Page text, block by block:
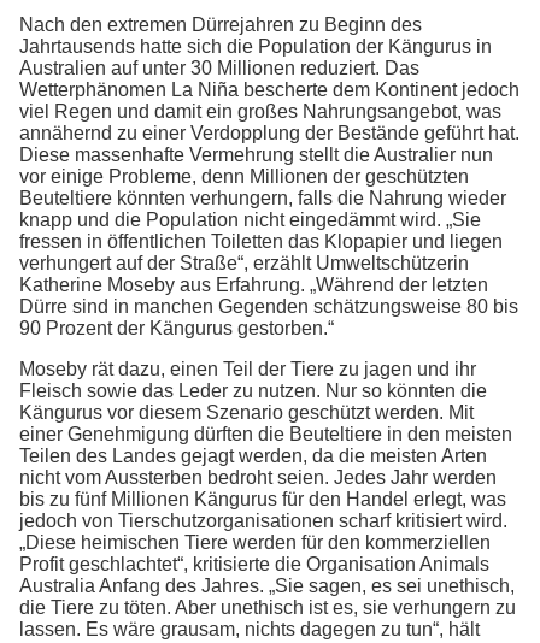
Nach den extremen Dürrejahren zu Beginn des
Jahrtausends hatte sich die Population der Kängurus in
Australien auf unter 30 Millionen reduziert. Das
Wetterphänomen La Niña bescherte dem Kontinent jedoch
viel Regen und damit ein großes Nahrungsangebot, was
annähernd zu einer Verdopplung der Bestände geführt hat.
Diese massenhafte Vermehrung stellt die Australier nun
vor einige Probleme, denn Millionen der geschützten
Beuteltiere könnten verhungern, falls die Nahrung wieder
knapp und die Population nicht eingedämmt wird. „Sie
fressen in öffentlichen Toiletten das Klopapier und liegen
verhungert auf der Straße“, erzählt Umweltschützerin
Katherine Moseby aus Erfahrung. „Während der letzten
Dürre sind in manchen Gegenden schätzungsweise 80 bis
90 Prozent der Kängurus gestorben.“
Moseby rät dazu, einen Teil der Tiere zu jagen und ihr
Fleisch sowie das Leder zu nutzen. Nur so könnten die
Kängurus vor diesem Szenario geschützt werden. Mit
einer Genehmigung dürften die Beuteltiere in den meisten
Teilen des Landes gejagt werden, da die meisten Arten
nicht vom Aussterben bedroht seien. Jedes Jahr werden
bis zu fünf Millionen Kängurus für den Handel erlegt, was
jedoch von Tierschutzorganisationen scharf kritisiert wird.
„Diese heimischen Tiere werden für den kommerziellen
Profit geschlachtet“, kritisierte die Organisation Animals
Australia Anfang des Jahres. „Sie sagen, es sei unethisch,
die Tiere zu töten. Aber unethisch ist es, sie verhungern zu
lassen. Es wäre grausam, nichts dagegen zu tun“, hält